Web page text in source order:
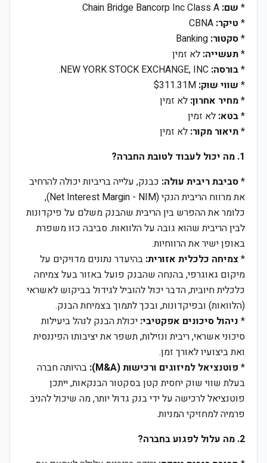
* שם:
* טיקר:
*סקטור:
*תעשייה: לא זמין
*בורסה:
* שווי שוק:
*מחיר אחרון: לא זמין
*בטא: לא זמין
*תיאור מקור: לא זמין
1. מה יכול לעבוד לטובת החברה?
*סביבת ריבית עולה: כבנק, עלייה בריביות יכולה להרחיב
את מרווח הריבית הנקי (Net Interest Margin - NIM),
כלומר את ההפרש בין הריבית שהבנק משלם על פיקדונות
לבין הריבית שהוא גובה על הלוואות. סביבה כזו משפרת
באופן ישיר את הרווחיות.
*צמיחה כלכלית אזורית: בהיעדר נתונים מדויקים על
מיקום גאוגרפי, בהנחה שהבנק פועל באזור בעל צמיחה
כלכלית חיובית, הדבר יכול להוביל לגידול בביקוש לאשראי
(הלוואות) ובפיקדונות, ובכך לתמוך בצמיחת הבנק.
* ניהול סיכונים אפקטיבי: יכולת הבנק לנהל ביעילות
סיכוני אשראי, ריבית ונזילות, תשפר את יציבותו הפיננסית
ואת ביצועיו לאורך זמן.
* פוטנציאל למיזוגים ורכישות (M&A):
בהיותה חברה
בעלת שווי שוק יחסית קטן בסקטור הבנקאות, ייתכן
פוטנציאל לרכישה על ידי בנק גדול יותר, מה שיכול להניב
פרמיה למחזיקי המניות.
2. מה עלול לפגוע בחברה?